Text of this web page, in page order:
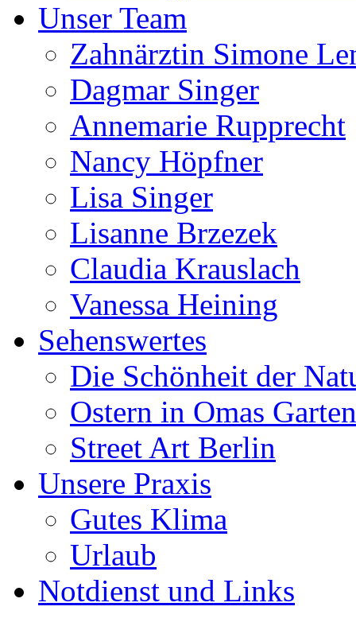
Unser Team
Zahnärztin Simone
Dagmar Singer
Annemarie Rupprecht
Nancy Höpfner
Lisa Singer
Lisanne Brzezek
Claudia Krauslach
Vanessa Heining
Sehenswertes
Die Schönheit der
Ostern in Omas Garten
Street Art Berlin
Unsere Praxis
Gutes Klima
Urlaub
Notdienst und Links